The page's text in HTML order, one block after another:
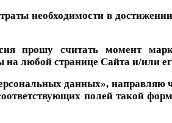
необходимости в
прошу считать момент
любой странице Сайта и/или
данных», направляю
полей такой